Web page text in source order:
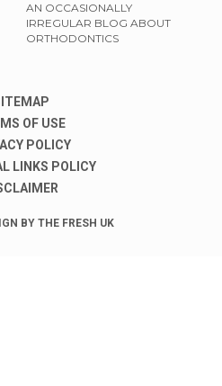
AN OCCASIONALLY
IRREGULAR BLOG ABOUT
ORTHODONTICS
OF USE
POLICY
LINKS POLICY
BY THE FRESH UK